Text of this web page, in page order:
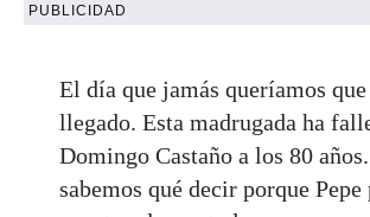
PUBLICIDAD
El día que jamás queríamos
llegado. Esta madrugada ha
Domingo Castaño a los 80
sabemos qué decir porque Pepe